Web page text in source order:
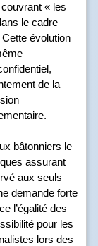
« les
le cadre
évolution
de la
bâtonniers le
assurant
aux seuls
demande forte
l’égalité des
pour les
lors des